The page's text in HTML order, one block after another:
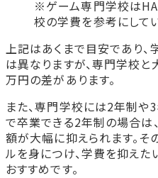
※ゲーム専門学校は
校の学費を参考にして
上記はあくまで目安であり
は異なりますが、専門学校
万円の差があります。
また、専門学校には2年制や
で卒業できる2年制の場合は
額が大幅に抑えられます。そ
ルを身につけ、学費を抑え
おすすめです。